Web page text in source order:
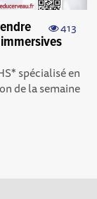
413
spécialisé en
de la semaine